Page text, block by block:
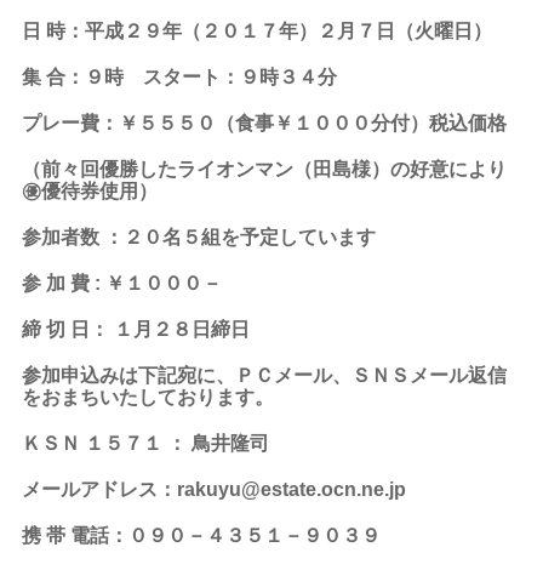
日 時：平成２９年（２０１７年）２月７日（火曜日）
集 合：９時 スタート：９時３４分
プレー費：￥５５５０（食事￥１０００分付）税込価格
（前々回優勝したライオンマン（田島様）の好意により
㊝優待券使用）
参加者数 ：２０名５組を予定しています
参 加 費 : ￥１０００－
締 切 日： １月２８日締日
参加申込みは下記宛に、ＰＣメール、ＳＮＳメール返信
をおまちいたしております。
ＫＳＮ １５７１ ： 鳥井隆司
メールアドレス：rakuyu@estate.ocn.ne.jp
携 帯 電話：０９０－４３５１－９０３９